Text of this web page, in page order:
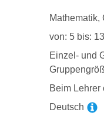
Mathematik,
von: 5 bis: 13
Einzel- und
Beim Lehrer
Deutsch